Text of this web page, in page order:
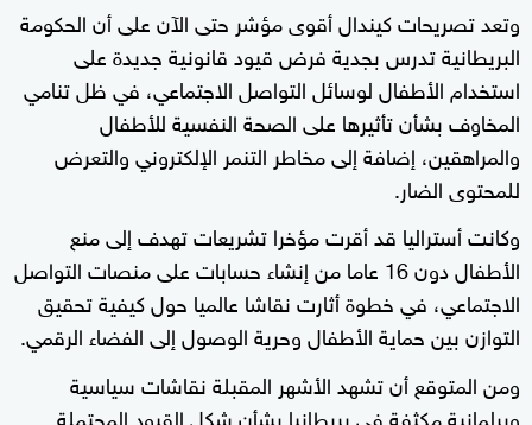
وتعد تصريحات كيندال أقوى مؤشر حتى الآن على أن الحكومة
البريطانية تدرس بجدية فرض قيود قانونية جديدة على
استخدام الأطفال لوسائل التواصل الاجتماعي، في ظل تنامي
المخاوف بشأن تأثيرها على الصحة النفسية للأطفال
والمراهقين، إضافة إلى مخاطر التنمر الإلكتروني والتعرض
للمحتوى الضار.
وكانت أستراليا قد أقرت مؤخرا تشريعات تهدف إلى منع
الأطفال دون 16 عاما من إنشاء حسابات على منصات التواصل
الاجتماعي، في خطوة أثارت نقاشا عالميا حول كيفية تحقيق
التوازن بين حماية الأطفال وحرية الوصول إلى الفضاء الرقمي.
ومن المتوقع أن تشهد الأشهر المقبلة نقاشات سياسية
وبرلمانية مكثفة في بريطانيا بشأن شكل القيود المحتملة